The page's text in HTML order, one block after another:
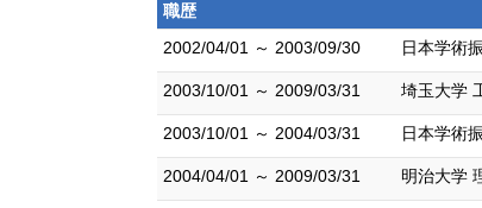
職歴
2002/04/01 ～ 2003/09/30
日本学術
2003/10/01 ～ 2009/03/31 埼玉大学
2003/10/01 ～ 2004/03/31 日本学術
2004/04/01 ～ 2009/03/31 明治大学